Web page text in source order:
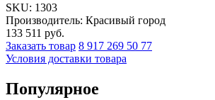
SKU: 1303
Производитель: Красивый город
133 511 руб.
Заказать товар 8 917 269 50 77
Условия доставки товара
Популярное